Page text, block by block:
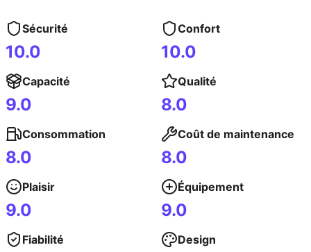
Sécurité
10.0
Confort
10.0
Capacité
9.0
Qualité
8.0
Consommation
8.0
Coût de maintenance
8.0
Plaisir
9.0
Équipement
9.0
Fiabilité Design